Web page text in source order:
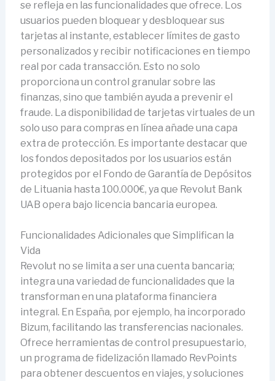
se refleja en las funcionalidades que ofrece. Los
usuarios pueden bloquear y desbloquear sus
tarjetas al instante, establecer límites de gasto
personalizados y recibir notificaciones en tiempo
real por cada transacción. Esto no solo
proporciona un control granular sobre las
finanzas, sino que también ayuda a prevenir el
fraude. La disponibilidad de tarjetas virtuales de un
solo uso para compras en línea añade una capa
extra de protección. Es importante destacar que
los fondos depositados por los usuarios están
protegidos por el Fondo de Garantía de Depósitos
de Lituania hasta 100.000€, ya que Revolut Bank
UAB opera bajo licencia bancaria europea.
Funcionalidades Adicionales que Simplifican la
Vida
Revolut no se limita a ser una cuenta bancaria;
integra una variedad de funcionalidades que la
transforman en una plataforma financiera
integral. En España, por ejemplo, ha incorporado
Bizum, facilitando las transferencias nacionales.
Ofrece herramientas de control presupuestario,
un programa de fidelización llamado RevPoints
para obtener descuentos en viajes, y soluciones